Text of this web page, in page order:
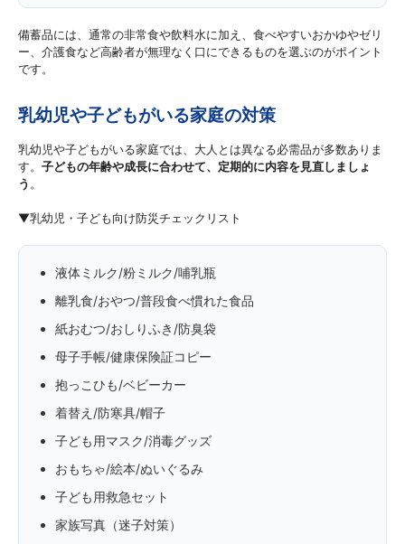
備蓄品には、通常の非常食や飲料水に加え、食べやすいおかゆやゼリ
ー、介護食など高齢者が無理なく口にできるものを選ぶのがポイント
です。
乳幼児や子どもがいる家庭の対策
乳幼児や子どもがいる家庭では、大人とは異なる必需品が多数ありま
す。 子どもの年齢や成長に合わせて、定期的に内容を見直しましょ
う 。
▼乳幼児・子ども向け防災チェックリスト
液体ミルク/粉ミルク/哺乳瓶
離乳食/おやつ/普段食べ慣れた食品
紙おむつ/おしりふき/防臭袋
母子手帳/健康保険証コピー
抱っこひも/ベビーカー
着替え/防寒具/帽子
子ども用マスク/消毒グッズ
おもちゃ/絵本/ぬいぐるみ
子ども用救急セット
家族写真（迷子対策）